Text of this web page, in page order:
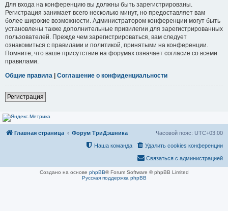
Для входа на конференцию вы должны быть зарегистрированы.
Регистрация занимает всего несколько минут, но предоставляет вам
более широкие возможности. Администратором конференции могут быть
установлены также дополнительные привилегии для зарегистрированных
пользователей. Прежде чем зарегистрироваться, вам следует
ознакомиться с правилами и политикой, принятыми на конференции.
Помните, что ваше присутствие на форумах означает согласие со всеми
правилами.
Общие правила | Соглашение о конфиденциальности
Регистрация
Главная страница Форум ТриДэшника Часовой пояс: UTC+03:00
Удалить cookies конференции
Наша команда
Связаться с администрацией
Создано на основе phpBB® Forum Software © phpBB Limited
Русская поддержка phpBB